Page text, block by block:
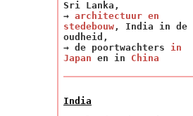
Sri Lanka ,
→ architectuur en
stedebouw , India in de
oudheid,
→ de poortwachters in
Japan en in China
India